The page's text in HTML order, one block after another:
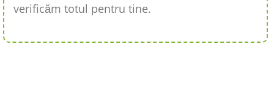
verificăm totul pentru tine.